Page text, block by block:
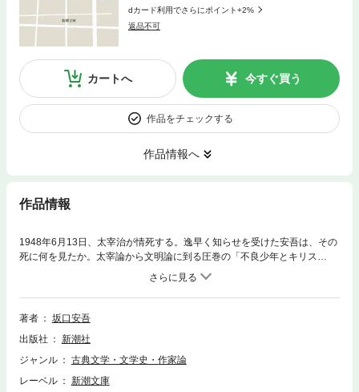
dカード利用でさらにポイント+2%
返品不可
カートへ 今すぐ買う
作品をチェックする
作品情報へ
作品情報
1948年6月13日、太宰治が情死する。逸早く知らせを受けた安吾は、その
死に何を見たか。太宰論から文明論に到る圧巻の「不良少年とキリス
ト」。もうひとりの文学的盟友、織田作之助の喪われた才能を惜しむ「大
阪の反逆」。戦後の日本に衝撃を与えた「堕落論」で時代の寵児となった
著者絶頂期の、色褪せることのない評論９編。二つの「無頼派座談会」と
文庫初となる掌篇小説「復員」を特別収録。
著者
坂口安吾
出版社
新潮社
ジャンル
古典文学・文学史・作家論
レーベル
新潮文庫